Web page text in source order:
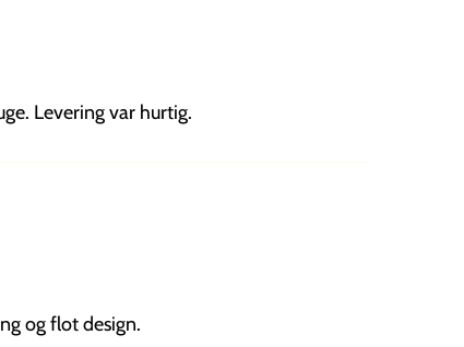
Levering var hurtig.
og flot design.